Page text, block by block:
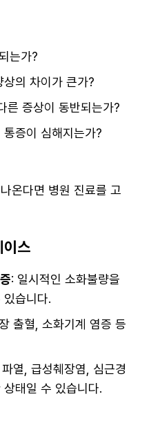
는가?
의 차이가 큰가?
른 증상이 동반되는가?
증이 심해지는가?
온다면 병원 진료를 고
이스
: 일시적인 소화불량을
습니다.
출혈, 소화기계 염증 등
열, 급성췌장염, 심근경
태일 수 있습니다.